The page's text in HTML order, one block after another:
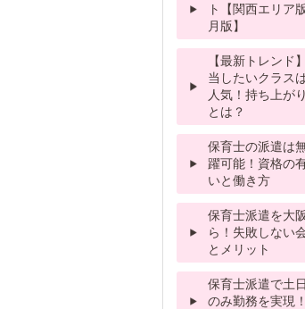
ト【関西エリア
月版】
【最新トレンド
当したいクラス
人気！持ち上が
とは？
保育士の派遣は
躍可能！資格の
いと働き方
保育士派遣を大
ら！失敗しない
とメリット
保育士派遣で土
のみ勤務を実現